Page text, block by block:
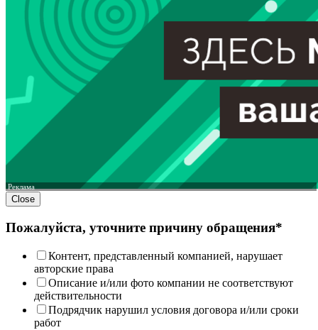
Реклама
Close
Пожалуйста, уточните причину обращения*
Контент, представленный компанией, нарушает
авторские права
Описание и/или фото компании не соответствуют
действительности
Подрядчик нарушил условия договора и/или сроки
работ